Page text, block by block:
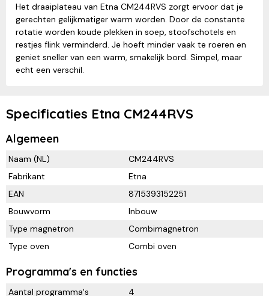
Het draaiplateau van Etna CM244RVS zorgt ervoor dat je
gerechten gelijkmatiger warm worden. Door de constante
rotatie worden koude plekken in soep, stoofschotels en
restjes flink verminderd. Je hoeft minder vaak te roeren en
geniet sneller van een warm, smakelijk bord. Simpel, maar
echt een verschil.
Specificaties Etna CM244RVS
Algemeen
Naam (NL)
CM244RVS
Fabrikant
Etna
EAN
8715393152251
Bouwvorm
Inbouw
Type magnetron
Combimagnetron
Type oven
Combi oven
Programma's en functies
Aantal programma's
4